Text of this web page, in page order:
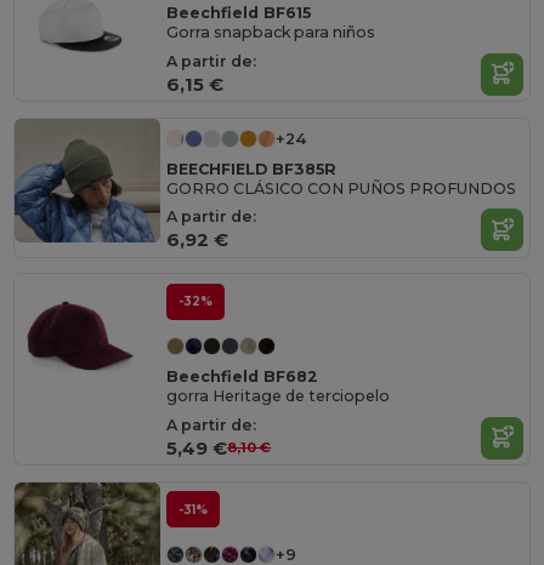
Beechfield BF615
Gorra snapback para niños
A partir de:
6,15 €
+24
BEECHFIELD BF385R
GORRO CLÁSICO CON PUÑOS PROFUNDOS
A partir de:
6,92 €
-32%
Beechfield BF682
gorra Heritage de terciopelo
A partir de:
5,49 €8,10 €
-31%
+9